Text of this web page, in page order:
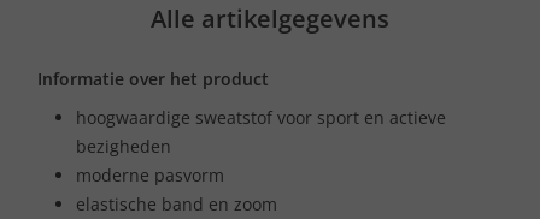
Alle artikelgegevens
Informatie over het product
hoogwaardige sweatstof voor sport en actieve
bezigheden
moderne pasvorm
elastische band en zoom